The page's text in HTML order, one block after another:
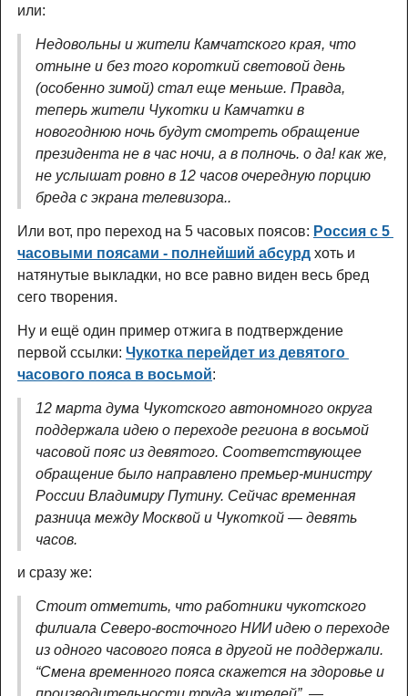
или:
Недовольны и жители Камчатского края, что
отныне и без того короткий световой день
(особенно зимой) стал еще меньше. Правда,
теперь жители Чукотки и Камчатки в
новогоднюю ночь будут смотреть обращение
президента не в час ночи, а в полночь. о да! как же,
не услышат ровно в 12 часов очередную порцию
бреда с экрана телевизора..
Или вот, про переход на 5 часовых поясов: Россия с 5
часовыми поясами - полнейший абсурд хоть и
натянутые выкладки, но все равно виден весь бред
сего творения.
Ну и ещё один пример отжига в подтверждение
первой ссылки: Чукотка перейдет из девятого
часового пояса в восьмой:
12 марта дума Чукотского автономного округа
поддержала идею о переходе региона в восьмой
часовой пояс из девятого. Соответствующее
обращение было направлено премьер-министру
России Владимиру Путину. Сейчас временная
разница между Москвой и Чукоткой — девять
часов.
и сразу же:
Стоит отметить, что работники чукотского
филиала Северо-восточного НИИ идею о переходе
из одного часового пояса в другой не поддержали.
“Смена временного пояса скажется на здоровье и